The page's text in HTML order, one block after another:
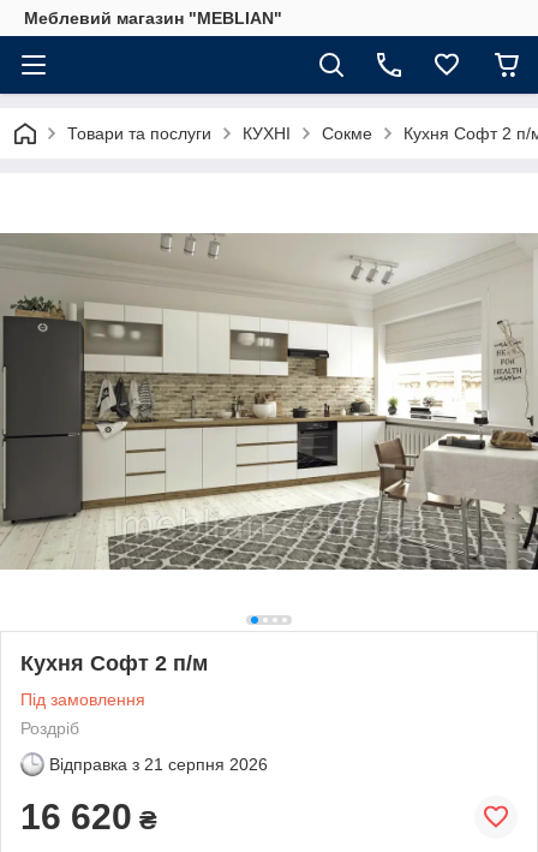
Меблевий магазин "MEBLIAN"
Товари та послуги КУХНІ Сокме Кухня Софт 2 п/
Кухня Софт 2 п/м
Під замовлення
Роздріб
Відправка з 21 серпня 2026
16 620 ₴